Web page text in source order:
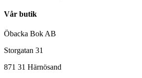
Vår butik
Öbacka Bok AB
Storgatan 31
871 31 Härnösand